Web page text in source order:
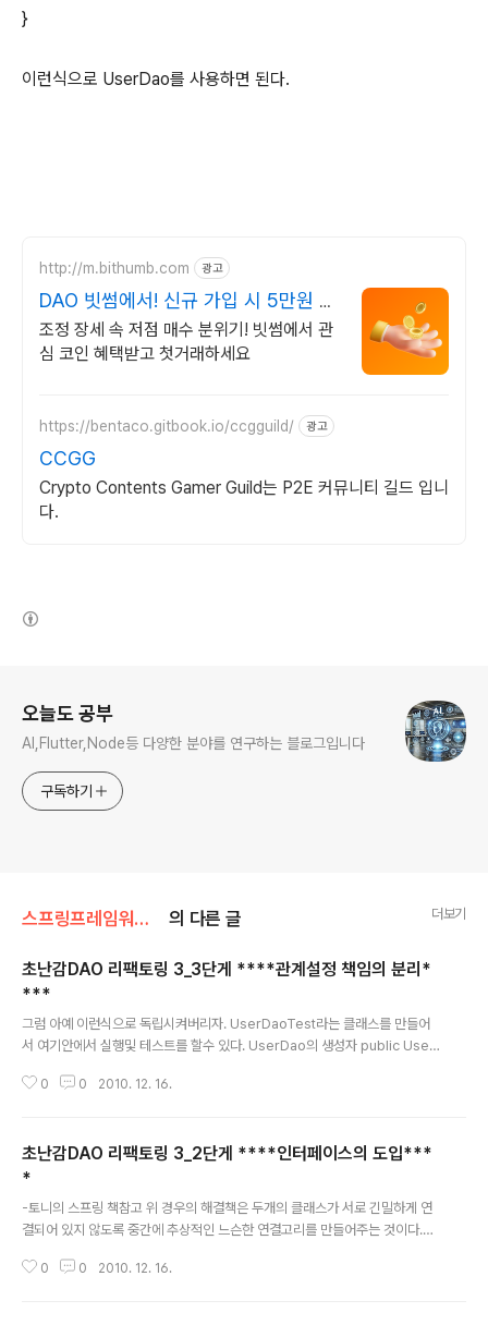
}
이런식으로 UserDao를 사용하면 된다.
http://m.bithumb.com 광고
DAO 빗썸에서! 신규 가입 시 5만원 혜
택
조정 장세 속 저점 매수 분위기! 빗썸에서 관
심 코인 혜택받고 첫거래하세요
https://bentaco.gitbook.io/ccgguild/ 광고
CCGG
Crypto Contents Gamer Guild는 P2E 커뮤니티 길드 입니
다.
오늘도 공부
AI,Flutter,Node등 다양한 분야를 연구하는 블로그입니다
구독하기
스프링프레임워크공부중/1부 초난감DAO 리팩토링 의 다른 글 더보기
초난감DAO 리팩토링 3_3단게 ****관계설정 책임의 분리*
***
그럼 아예 이런식으로 독립시켜버리자. UserDaoTest라는 클래스를 만들어
서 여기안에서 실행및 테스트를 할수 있다. UserDao의 생성자 public User
RD this.connectionMaker = connectionMaker; } public class User
new UserDao(connectionMaker); } 이렇게 나누어 지면 거의 끝이다. 하
지만 위의 코드에서 문제점은..
0 0 2010. 12. 16.
초난감DAO 리팩토링 3_2단게 ****인터페이스의 도입***
*
-토니의 스프링 책참고 위 경우의 해결책은 두개의 클래스가 서로 긴밀하게 연
결되어 있지 않도록 중간에 추상적인 느슨한 연결고리를 만들어주는 것이다.추
자바가 추상화를 위해 제공하는 가장 유용한 도구는 바로 인터페이스이다. 인터
0 0 2010. 12. 16.